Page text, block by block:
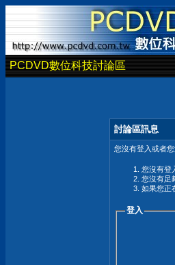
PCDVD數位科技討論區
討論區訊息
您沒有登入或者
您沒有登
您沒有足
如果您正
登入